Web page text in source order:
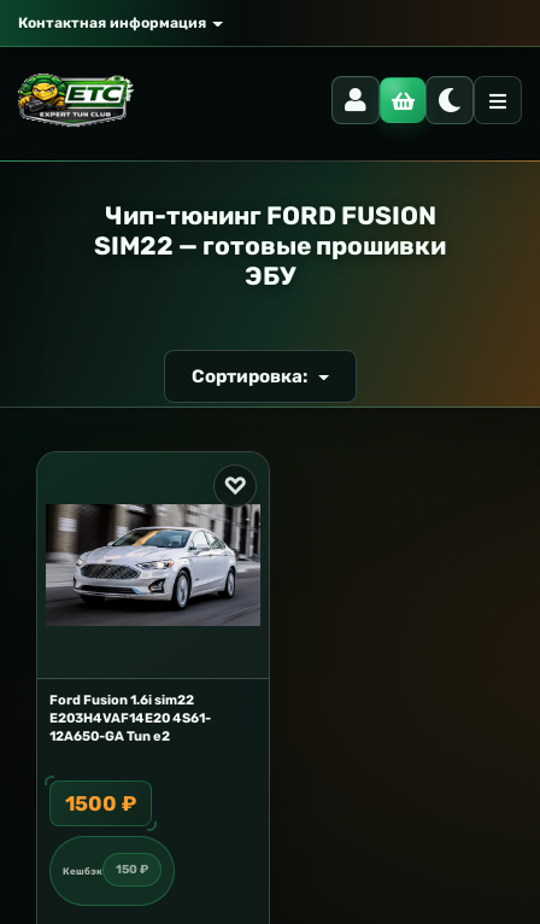
Контактная информация
Чип-тюнинг FORD FUSION
SIM22 — готовые прошивки
ЭБУ
Сортировка:
Ford Fusion 1.6i sim22
E203H4VAF14E20 4S61-
12A650-GA Tun e2
1500 ₽
Кешбэк 150 ₽